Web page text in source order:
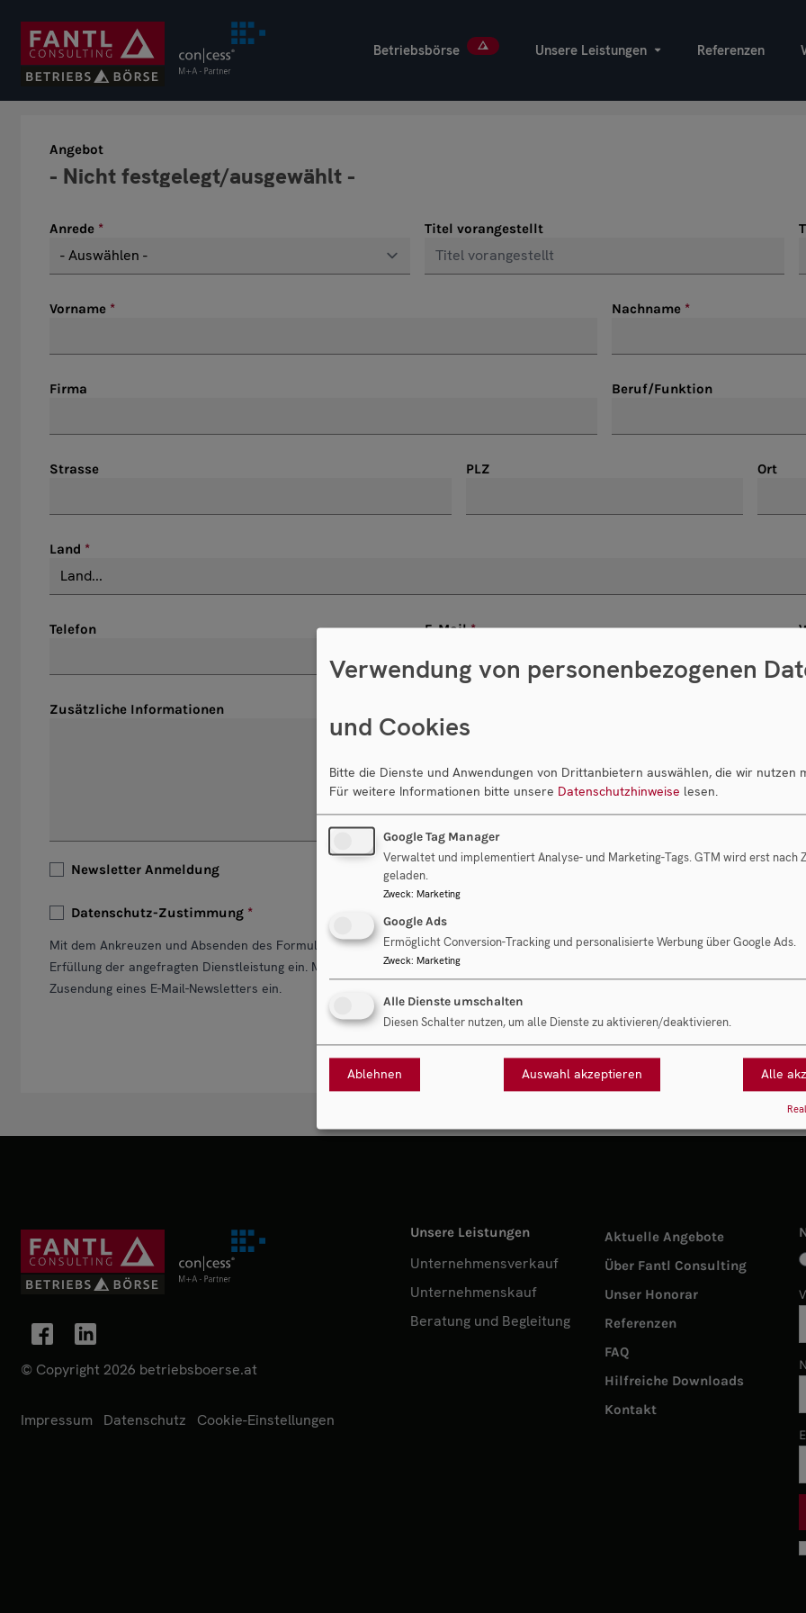
Inhalt
Betriebsbörse Unsere Leistungen Referenzen
Angebot
Anrede Titel vorangestellt
Vorname Nachname
Firma Beruf/Funktion
Strasse PLZ Ort
Land
Telefon E-Mail
Zusätzliche Informationen
Newsletter Anmeldung
Datenschutz-Zustimmung
Mit dem Ankreuzen und Absenden des Formulars stimmen Sie ausdrücklich unsererDatenschutzerklärungzu und willigen in die
Erfüllung der angefragten Dienstleistung ein. Mit dem Ankreuzen der Option zur Newsletter-Anmeldung willigen Sie zudem in die
Zusendung eines E-Mail-Newsletters ein.
© Copyright 2026 betriebsboerse.at
Impressum Datenschutz Cookie-Einstellungen
Unsere Leistungen
Unternehmensverkauf
Unternehmenskauf
Beratung und Begleitung
Aktuelle Angebote
Über Fantl Consulting
Unser Honorar
Referenzen
FAQ
Hilfreiche Downloads
Kontakt
Verwendung von personenbezogenen
und Cookies
Bitte die Dienste und Anwendungen von Drittanbietern auswählen, die wir nutzen
Für weitere Informationen bitte unsere Datenschutzhinweise lesen.
Google Tag Manager
Verwaltet und implementiert Analyse- und Marketing-Tags. GTM wird erst nach
geladen.
Zweck: Marketing
Google Ads
Ermöglicht Conversion-Tracking und personalisierte Werbung über Google Ads.
Zweck: Marketing
Alle Dienste umschalten
Diesen Schalter nutzen, um alle Dienste zu aktivieren/deaktivieren.
Ablehnen Auswahl akzeptieren Alle